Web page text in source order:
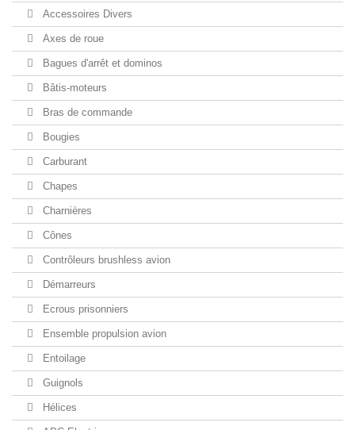
Accessoires Divers
Axes de roue
Bagues d'arrêt et dominos
Bâtis-moteurs
Bras de commande
Bougies
Carburant
Chapes
Charnières
Cônes
Contrôleurs brushless avion
Démarreurs
Ecrous prisonniers
Ensemble propulsion avion
Entoilage
Guignols
Hélices